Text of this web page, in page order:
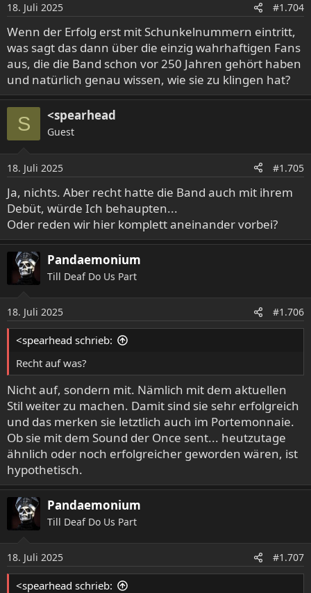
18. Juli 2025 #1.704
Wenn der Erfolg erst mit Schunkelnummern eintritt,
was sagt das dann über die einzig wahrhaftigen Fans
aus, die die Band schon vor 250 Jahren gehört haben
und natürlich genau wissen, wie sie zu klingen hat?
S <spearhead
Guest
18. Juli 2025 #1.705
Ja, nichts. Aber recht hatte die Band auch mit ihrem
Debüt, würde Ich behaupten...
Oder reden wir hier komplett aneinander vorbei?
Pandaemonium
Till Deaf Do Us Part
18. Juli 2025 #1.706
<spearhead schrieb:
Recht auf was?
Nicht auf, sondern mit. Nämlich mit dem aktuellen
Stil weiter zu machen. Damit sind sie sehr erfolgreich
und das merken sie letztlich auch im Portemonnaie.
Ob sie mit dem Sound der Once sent... heutzutage
ähnlich oder noch erfolgreicher geworden wären, ist
hypothetisch.
Pandaemonium
Till Deaf Do Us Part
18. Juli 2025 #1.707
<spearhead schrieb: